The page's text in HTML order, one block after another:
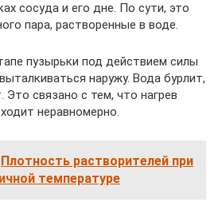
сосуда и его дне. По сути, это
пара, растворенные в воде.
пузырьки под действием силы
наружу. Вода бурлит,
Это связано с тем, что нагрев
неравномерно.
Плотность растворителей при
температуре